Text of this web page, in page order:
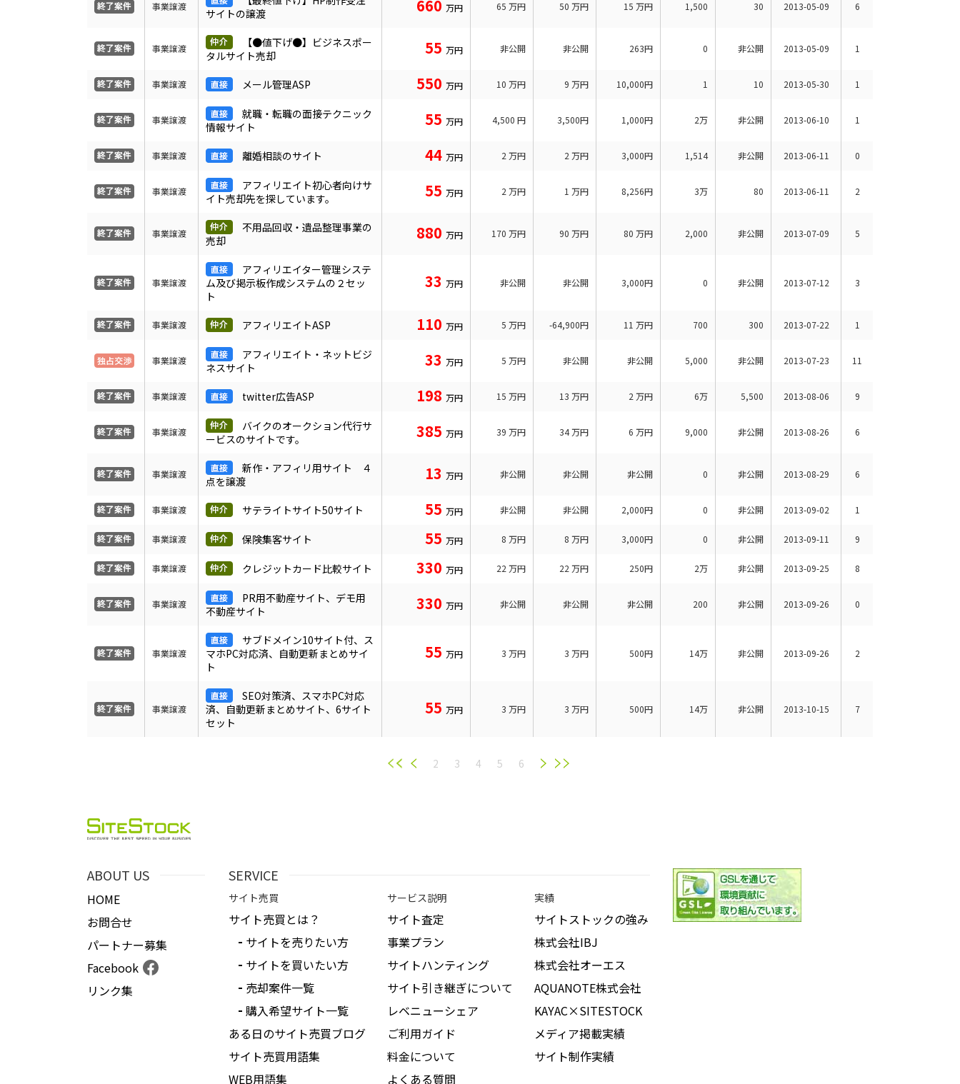
事業譲渡
サイトの譲渡
660 万円 65 万円 50 万円 15 万円 1,500 30 2013-05-09 6
事業譲渡
【●値下げ●】ビジネスポー
タルサイト売却
55 万円 非公開 非公開 263円 0 非公開 2013-05-09 1
事業譲渡 メール管理ASP 550 万円 10 万円 9 万円 10,000円 1 10 2013-05-30 1
事業譲渡
就職・転職の面接テクニック
情報サイト
55 万円 4,500 円 3,500円 1,000円 2万 非公開 2013-06-10 1
事業譲渡 離婚相談のサイト 44 万円 2 万円 2 万円 3,000円 1,514 非公開 2013-06-11 0
事業譲渡
アフィリエイト初心者向けサ
イト売却先を探しています。
55 万円 2 万円 1 万円 8,256円 3万 80 2013-06-11 2
事業譲渡
不用品回収・遺品整理事業の
売却
880 万円 170 万円 90 万円 80 万円 2,000 非公開 2013-07-09 5
事業譲渡
アフィリエイター管理システ
ム及び掲示板作成システムの２セッ
ト
33 万円 非公開 非公開 3,000円 0 非公開 2013-07-12 3
事業譲渡 アフィリエイトASP 110 万円 5 万円 -64,900円 11 万円 700 300 2013-07-22 1
事業譲渡
アフィリエイト・ネットビジ
ネスサイト
33 万円 5 万円 非公開 非公開 5,000 非公開 2013-07-23 11
事業譲渡 twitter広告ASP 198 万円 15 万円 13 万円 2 万円 6万 5,500 2013-08-06 9
事業譲渡
バイクのオークション代行サ
ービスのサイトです。
385 万円 39 万円 34万円 6 万円 9,000 非公開 2013-08-26 6
事業譲渡
新作・アフィリ用サイト ４
点を譲渡
13 万円 非公開 非公開 非公開 0 非公開 2013-08-29 6
事業譲渡 サテライトサイト50サイト 55 万円 非公開 非公開 2,000円 0 非公開 2013-09-02 1
事業譲渡 保険集客サイト 55 万円 8 万円 8 万円 3,000円 0 非公開 2013-09-11 9
事業譲渡 クレジットカード比較サイト 330 万円 22 万円 22 万円 250円 2万 非公開 2013-09-25 8
事業譲渡
PR用不動産サイト、デモ用
不動産サイト
330 万円 非公開 非公開 非公開 200 非公開 2013-09-26 0
事業譲渡
サブドメイン10サイト付、ス
マホPC対応済、自動更新まとめサイ
ト
55 万円 3 万円 3 万円 500円 14万 非公開 2013-09-26 2
事業譲渡
SEO対策済、スマホPC対応
済、自動更新まとめサイト、6サイト
セット
55 万円 3 万円 3 万円 500円 14万 非公開 2013-10-15 7
2 3 4 5 6
ABOUT US
HOME
お問合せ
パートナー募集
Facebook
リンク集
SERVICE
サイト売買
サイト売買とは？
サイトを売りたい方
サイトを買いたい方
売却案件一覧
購入希望サイト一覧
ある日のサイト売買ブログ
サイト売買用語集
WEB用語集
サービス説明
サイト査定
事業プラン
サイトハンティング
サイト引き継ぎについて
レベニューシェア
ご利用ガイド
料金について
よくある質問
実績
サイトストックの強み
株式会社IBJ
株式会社オーエス
AQUANOTE株式会社
KAYAC×SITESTOCK
メディア掲載実績
サイト制作実績